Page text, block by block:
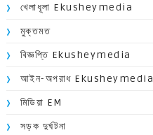
খেলাধূলা Ekusheymedia
মুক্তমত
বিজ্ঞপ্তি Ekusheymedia
আইন-অপরাধ Ekusheymedia
মিডিয়া EM
সড়ক দুর্ঘটনা